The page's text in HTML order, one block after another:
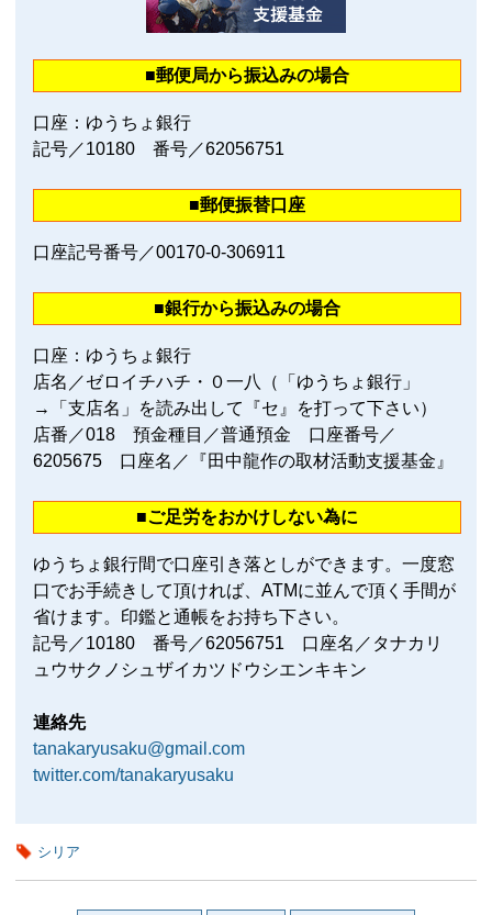
■郵便局から振込みの場合
口座：ゆうちょ銀行
記号／10180 番号／62056751
■郵便振替口座
口座記号番号／00170‐0‐306911
■銀行から振込みの場合
口座：ゆうちょ銀行
店名／ゼロイチハチ・０一八（「ゆうちょ銀行」
→「支店名」を読み出して『セ』を打って下さい）
店番／018 預金種目／普通預金 口座番号／
6205675 口座名／『田中龍作の取材活動支援基金』
■ご足労をおかけしない為に
ゆうちょ銀行間で口座引き落としができます。一度窓
口でお手続きして頂ければ、ATMに並んで頂く手間が
省けます。印鑑と通帳をお持ち下さい。
記号／10180 番号／62056751 口座名／タナカリ
ュウサクノシュザイカツドウシエンキキン
連絡先
tanakaryusaku@gmail.com
twitter.com/tanakaryusaku
シリア